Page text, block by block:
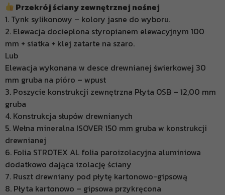
Przekrój ściany zewnętrznej nośnej
1. Tynk sylikonowy – kolory jasne do wyboru.
2. Elewacja docieplona styropianem elewacyjnym 100
mm + siatka + klej zatarte na szaro.
Lub
Elewacja wykonana w desce drewnianej świerkowej 30
mm gruba na pióro – wpust
3. Poszycie konstrukcji zewnętrzna Płyta OSB – 12,00 mm
gruba
4. Konstrukcja słupów drewnianych
5. Wełna mineralna ISOVER 150 mm gruba w konstrukcji
drewnianej
6. Folia STROTEX AL folia paroizolacyjna aluminiowa
dodatkowo dająca izolację ściany
7. Ruszt drewniany pod płytę kartonowo-gipsową
8. Płyta kartonowo – gipsowa przykręcona